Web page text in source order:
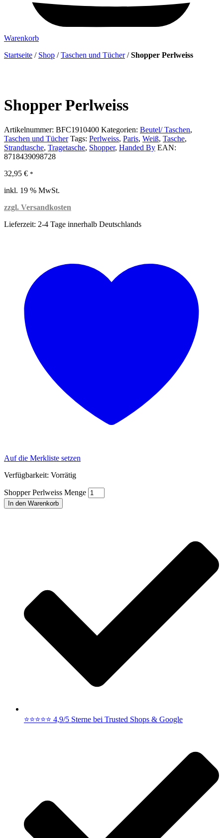
Warenkorb
Startseite / Shop /Taschen und Tücher/Shopper Perlweiss
Shopper Perlweiss
Artikelnummer: BFC1910400 Kategorien: Beutel/ Taschen,
Taschen und Tücher Tags: Perlweiss, Paris, Weiß, Tasche,
Strandtasche, Tragetasche, Shopper, Handed By EAN:
8718439098728
32,95 € *
inkl. 19 % MwSt.
zzgl. Versandkosten
Lieferzeit: 2-4 Tage innerhalb Deutschlands
Auf die Merkliste setzen
Verfügbarkeit: Vorrätig
Shopper Perlweiss Menge
In den Warenkorb
⭐⭐⭐⭐⭐ 4,9/5 Sterne bei Trusted Shops & Google